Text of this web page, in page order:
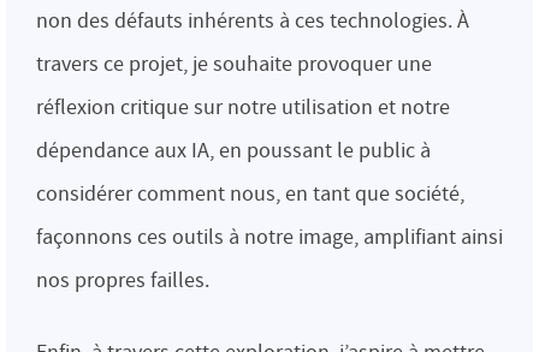
non des défauts inhérents à ces technologies. À
travers ce projet, je souhaite provoquer une
réflexion critique sur notre utilisation et notre
dépendance aux IA, en poussant le public à
considérer comment nous, en tant que société,
façonnons ces outils à notre image, amplifiant ainsi
nos propres failles.